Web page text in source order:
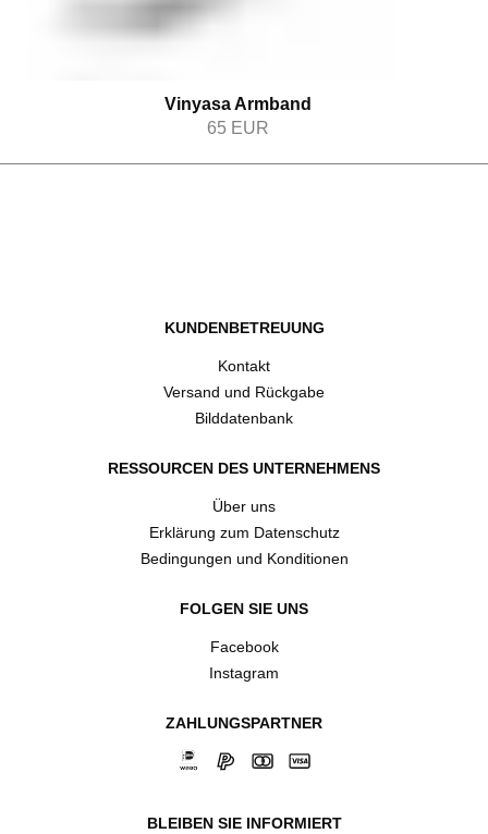
Vinyasa Armband
65 EUR
KUNDENBETREUUNG
Kontakt
Versand und Rückgabe
Bilddatenbank
RESSOURCEN DES UNTERNEHMENS
Über uns
Erklärung zum Datenschutz
Bedingungen und Konditionen
FOLGEN SIE UNS
Facebook
Instagram
ZAHLUNGSPARTNER
BLEIBEN SIE INFORMIERT